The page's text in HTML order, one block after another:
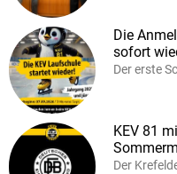
Die
sofort
Der erste
KEV 81
Der